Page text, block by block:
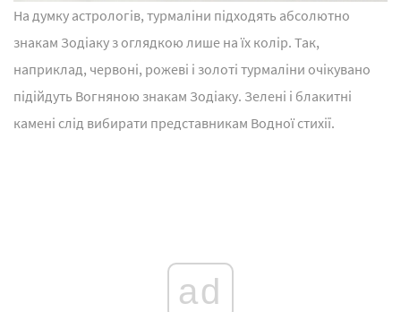
На думку астрологів, турмаліни підходять абсолютно
знакам Зодіаку з оглядкою лише на їх колір. Так,
наприклад, червоні, рожеві і золоті турмаліни очікувано
підійдуть Вогняною знакам Зодіаку. Зелені і блакитні
камені слід вибирати представникам Водної стихії.
ad